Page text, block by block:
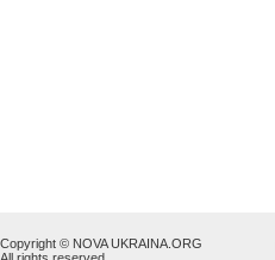
Copyright © NOVA UKRAINA.ORG